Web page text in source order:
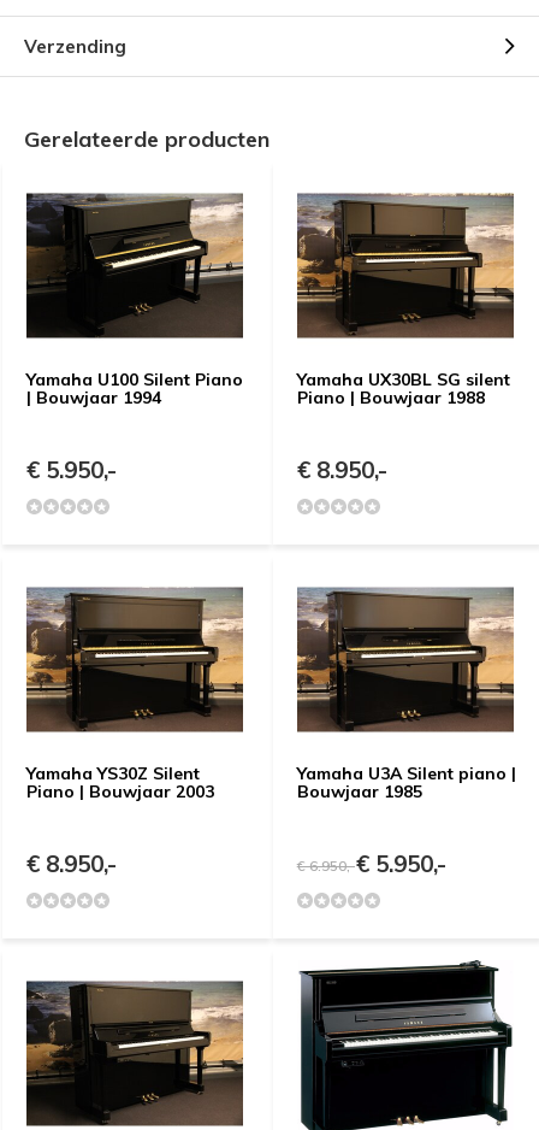
Verzending
Gerelateerde producten
Yamaha U100 Silent Piano
| Bouwjaar 1994
€ 5.950,-
Yamaha UX30BL SG silent
Piano | Bouwjaar 1988
€ 8.950,-
Yamaha YS30Z Silent
Piano | Bouwjaar 2003
€ 8.950,-
Yamaha U3A Silent piano |
Bouwjaar 1985
€ 6.950,-€ 5.950,-